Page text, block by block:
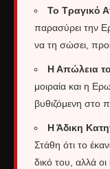
Το Τραγικό
παρασύρει την
να τη σώσει,
Η Απώλεια
μοιραία και η
βυθιζόμενη στο
Η Άδικη
Στάθη ότι το
δικό του, αλλά